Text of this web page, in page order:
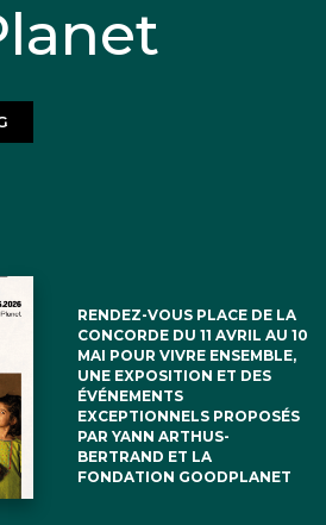
RENDEZ-VOUS PLACE DE LA
CONCORDE DU 11 AVRIL AU 10
MAI POUR VIVRE ENSEMBLE,
UNE EXPOSITION ET DES
ÉVÉNEMENTS
EXCEPTIONNELS PROPOSÉS
PAR YANN ARTHUS-
BERTRAND ET LA
FONDATION GOODPLANET